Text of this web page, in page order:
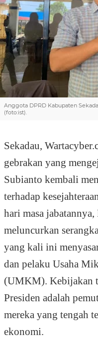
Anggota DPRD Kabupaten
(foto:ist).
Sekadau,
gebrakan yang
Subianto kembali
terhadap
hari masa
meluncurkan
yang kali ini
dan pelaku Usaha
(UMKM). Kebijakan
Presiden adalah
mereka yang tengah
ekonomi.